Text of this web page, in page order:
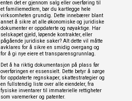
enten det er gjennom salg eller overføring til
et familiemedlem, bør du kartlegge hele
virksomheten grundig. Dette innebærer blant
annet å sikre at alle økonomiske og juridiske
dokumenter er oppdaterte og nøyaktige. Har
selskapet gjeld, løpende kontrakter, eller
pågående juridiske saker? Alt dette vil måtte
avklares for å sikre en smidig overgang og
for å gi nye eiere et transparensgrunnlag.
Det å ha riktig dokumentasjon på plass før
overføringen er essensielt. Dette betyr å sørge
for oppdaterte regnskaper, skattestrategier og
en fullstendig liste over alle eiendeler, fra
fysiske inventarer til immaterielle rettigheter
som varemerker og patenter.